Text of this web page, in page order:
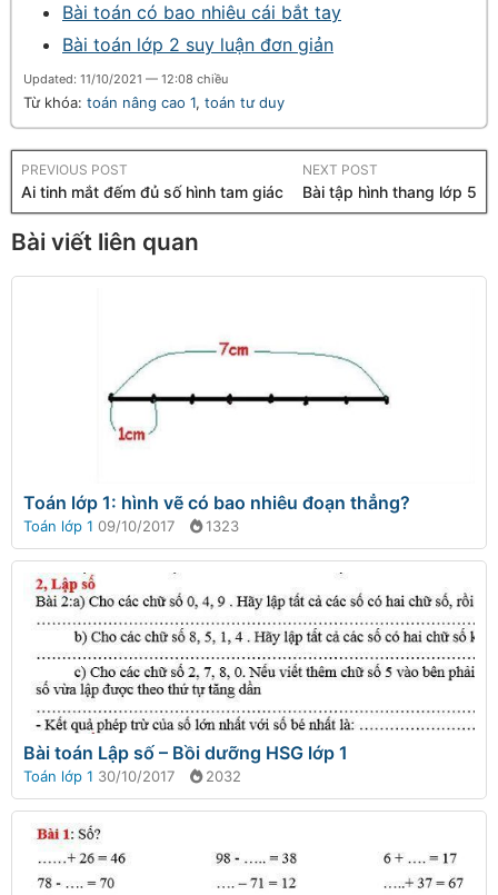
Bài toán có bao nhiêu cái bắt tay
Bài toán lớp 2 suy luận đơn giản
Updated: 11/10/2021 — 12:08 chiều
Từ khóa: toán nâng cao 1, toán tư duy
PREVIOUS POST
Ai tinh mắt đếm đủ số hình tam giác
NEXT POST
Bài tập hình thang lớp 5
Bài viết liên quan
Toán lớp 1: hình vẽ có bao nhiêu đoạn thẳng?
Toán lớp 1 09/10/2017 1323
Bài toán Lập số – Bồi dưỡng HSG lớp 1
Toán lớp 1 30/10/2017 2032